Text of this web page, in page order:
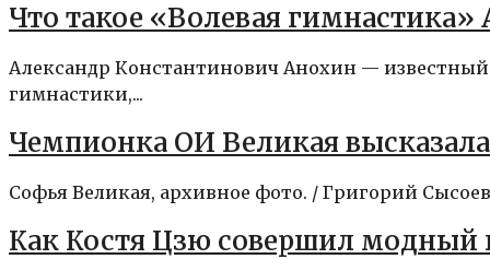
Что такое «Волевая гимнастика»
Александр Константинович Анохин — известный
гимнастики,...
Чемпионка ОИ Великая
Софья Великая, архивное фото. / Григорий
Как Костя Цзю совершил модный